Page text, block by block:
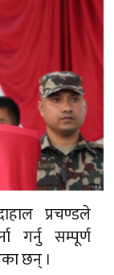
प्रचण्डले
गर्नु सम्पूर्ण
छन् ।